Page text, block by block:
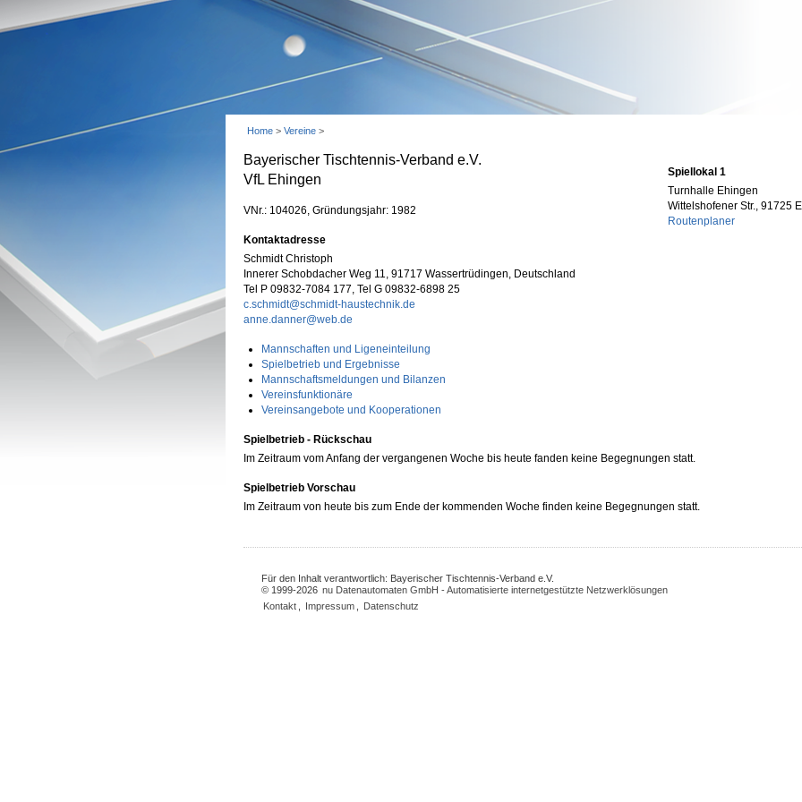
Home > Vereine >
Bayerischer Tischtennis-Verband e.V.
VfL Ehingen
VNr.: 104026, Gründungsjahr: 1982
Kontaktadresse
Schmidt Christoph
Innerer Schobdacher Weg 11, 91717 Wassertrüdingen, Deutschland
Tel P 09832-7084 177, Tel G 09832-6898 25
c.schmidt@schmidt-haustechnik.de
anne.danner@web.de
Mannschaften und Ligeneinteilung
Spielbetrieb und Ergebnisse
Mannschaftsmeldungen und Bilanzen
Vereinsfunktionäre
Vereinsangebote und Kooperationen
Spiellokal 1
Turnhalle Ehingen
Wittelshofener Str., 91725
Routenplaner
Spielbetrieb - Rückschau
Im Zeitraum vom Anfang der vergangenen Woche bis heute fanden keine Begegnungen statt.
Spielbetrieb Vorschau
Im Zeitraum von heute bis zum Ende der kommenden Woche finden keine Begegnungen statt.
Für den Inhalt verantwortlich: Bayerischer Tischtennis-Verband e.V.
© 1999-2026 nu Datenautomaten GmbH - Automatisierte internetgestützte Netzwerklösungen
Kontakt
Impressum Datenschutz